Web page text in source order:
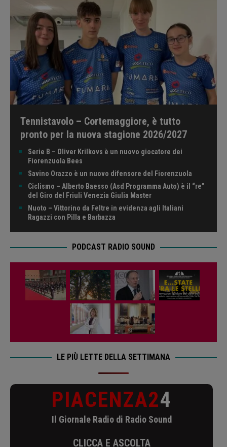
Tennistavolo – Cortemaggiore, è tutto
pronto per la nuova stagione 2026/2027
Serie B – Oliver Krilkovs è un nuovo giocatore dei
Fiorenzuola Bees
Savino Orazzo è un nuovo difensore del Fiorenzuola
Ciclismo – Alberto Baesso (Asd Programma Auto) è il “re”
del Giro del Friuli Venezia Giulia Master
Nuoto – Vittorino da Feltre in evidenza agli Italiani
Ragazzi con Pilla e Barbazza
PODCAST RADIO SOUND
LE PIÙ LETTE DELLA SETTIMANA
PIACENZA24
Il Giornale Radio di Radio Sound
CLICCA E ASCOLTA